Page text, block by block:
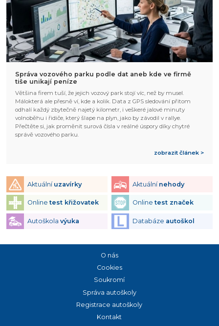
Správa vozového parku podle dat aneb kde ve firmě
tiše unikají peníze
Většina firem tuší, že jejich vozový park stojí víc, než by musel.
Málokterá ale přesně ví, kde a kolik. Data z GPS sledování přitom
odhalí každý zbytečně najetý kilometr, i veškeré jalové minuty
volnoběhu i řidiče, který šlape na plyn, jako by závodil v rallye.
Přečtěte si, jak proměnit surová čísla v reálné úspory díky chytré
správě vozového parku.
zobrazit článek >
Aktuální uzavírky Aktuální nehody
Onlinetest křižovatek Onlinetest značek
Autoškola výuka Databáze autoškol
O nás
Cookies
Soukromí
Správa autoškoly
Registrace autoškoly
Kontakt